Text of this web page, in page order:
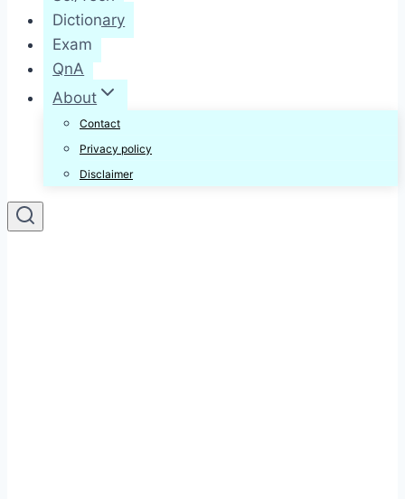
Dictionary
Exam
QnA
About
Contact
Privacy policy
Disclaimer